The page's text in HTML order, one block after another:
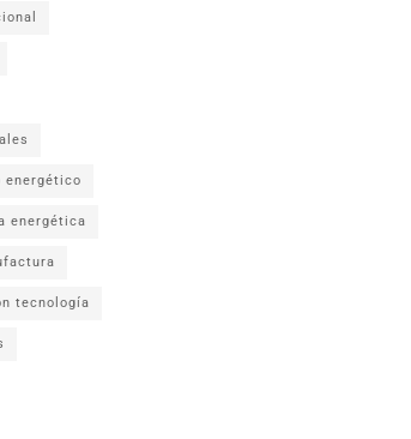
energético
energética
tecnología